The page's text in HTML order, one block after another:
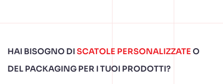
HAI BISOGNO DISCATOLE PERSONALIZZATEO
DEL PACKAGING PER I TUOI PRODOTTI?